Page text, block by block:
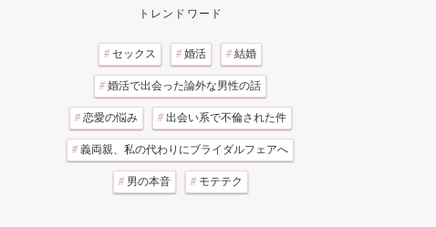
トレンドワード
# セックス # 婚活 # 結婚
# 婚活で出会った論外な男性の話
# 恋愛の悩み # 出会い系で不倫された件
# 義両親、私の代わりにブライダルフェアへ
# 男の本音 # モテテク